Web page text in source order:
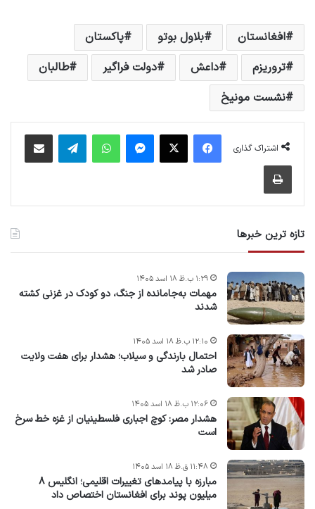
افغانستان بلاول بوتو
پاکستان
تروریزم
داعش دولت فراگیر
طالبان
نشست مونیخ
اشتراک گذاری
فیس بوک X پیام رسان واتس آپ تلگرام اشتراک گذاری از طریق ایمیل
چاپ
تازه ترین خبرها
مهمات به‌جامانده از جنگ، دو کودک در غزنی کشته
شدند
۱:۲۹ ب.ظ ۱۸ اسد ۱۴۰۵
احتمال بارندگی و سیلاب؛ هشدار برای هفت ولایت
صادر شد
۱۲:۱۰ ب.ظ ۱۸ اسد ۱۴۰۵
هشدار مصر: کوچ اجباری فلسطینیان از غزه خط سرخ
است
۱۲:۰۶ ب.ظ ۱۸ اسد ۱۴۰۵
مبارزه با پیامدهای تغییرات اقلیمی؛ انگلیس ۸
میلیون پوند برای افغانستان اختصاص داد
۱۱:۴۸ ق.ظ ۱۸ اسد ۱۴۰۵